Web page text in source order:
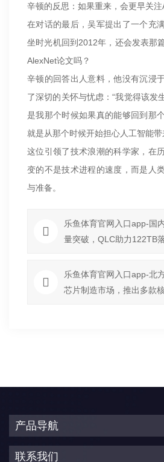
辛顿的反思：如果重来，会更早关注
在对话的最后，吴军提出了一个充
坐时光机回到2012年，还会发表那
AlexNet论文吗？
辛顿的回答出人意料，他没有沉浸
了深切的关怀与忧虑：“我觉得该
是我那个时候如果真的能够回到那
就是从那个时候开始担心人工智能
这位引领了技术浪潮的科学家，在
变的不是技术进程的速度，而是人
与准备。
乐鱼体育官网入口app-国
量突破，QLC助力122TB
乐鱼体育官网入口app-北
芯片制造市场，推出多款
产品导航
联系我们